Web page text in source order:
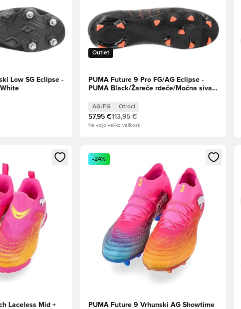
Low SG Eclipse -
Outlet
PUMA Future 9 Pro FG/AG Eclipse -
PUMA Black/Žareče rdeče/Močna siva
AG/FG Otroci
57,95 €113,95 €
Na voljo veliko velikosti
ali vpis kot član
Laceless Mid +
Odpre Modal za prijavo ali vpis kot član
-24%
PUMA Future 9 Vrhunski AG Showtime